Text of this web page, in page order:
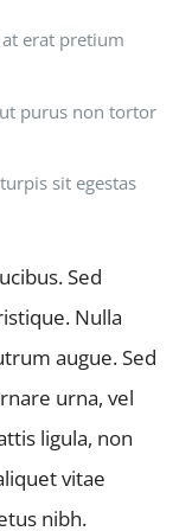
erat pretium
purus non tortor
sit egestas
Sed
Nulla
augue. Sed
urna, vel
ligula, non
vitae
nibh.